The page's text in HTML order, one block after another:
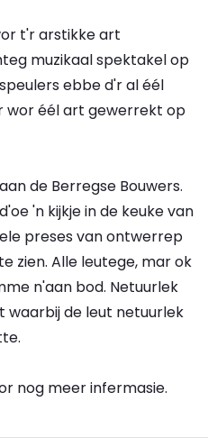
t'r arstikke art
muzikaal spektakel op
ebbe d'r al éél
wor éél art gewerrekt op
de Berregse Bouwers.
'n kijkje in de keuke van
preses van ontwerrep
zien. Alle leutege, mar ok
n'aan bod. Netuurlek
waarbij de leut netuurlek
nog meer infermasie.